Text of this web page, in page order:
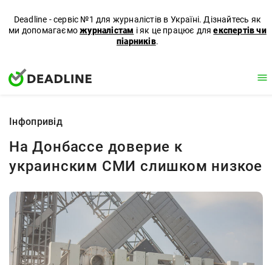
Deadline - сервіс №1 для журналістів в Україні. Дізнайтесь як
ми допомагаєможурналістам і як це працює дляекспертів чи
піарників.
Iнфопривід
На Донбассе доверие к
украинским СМИ слишком низкое